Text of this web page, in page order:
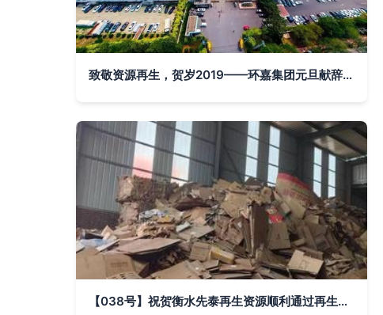
致敬资源再生，贺岁2019——环嘉集团元旦献辞与展望
【038号】祝贺衡水先泰再生资源顺利通过再生资源绿色分拣中心认证